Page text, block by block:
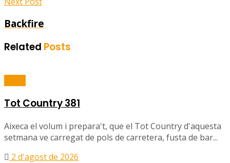
Backfire
Related Posts
Tot Country 381
Aixeca el volum i prepara't, que el Tot Country d'aquesta
setmana ve carregat de pols de carretera, fusta de bar...
2 d'agost de 2026